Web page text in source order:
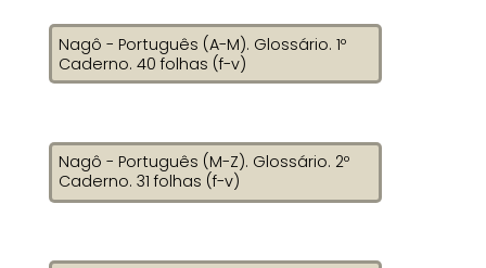
Nagô - Português (A-M). Glossário. 1º
Caderno. 40 folhas (f-v)
Nagô - Português (M-Z). Glossário. 2º
Caderno. 31 folhas (f-v)